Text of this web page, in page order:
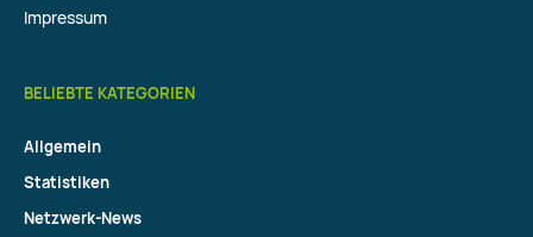
Impressum
BELIEBTE KATEGORIEN
Allgemein
Statistiken
Netzwerk-News